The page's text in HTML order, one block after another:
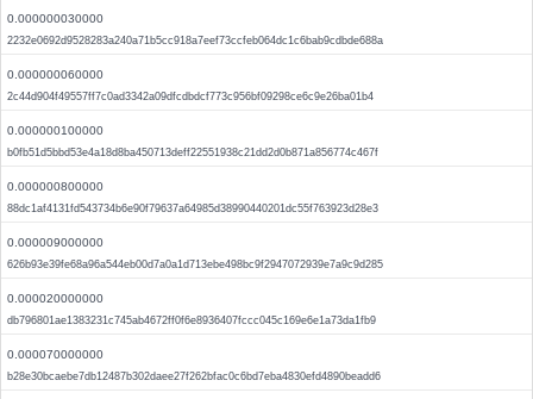
0.000000030000
2232e0692d9528283a240a71b5cc918a7eef73ccfeb064dc1c6bab9cdbde688a
0.000000060000
2c44d904f49557ff7c0ad3342a09dfcdbdcf773c956bf09298ce6c9e26ba01b4
0.000000100000
b0fb51d5bbd53e4a18d8ba450713deff22551938c21dd2d0b871a856774c467f
0.000000800000
88dc1af4131fd543734b6e90f79637a64985d38990440201dc55f763923d28e3
0.000009000000
626b93e39fe68a96a544eb00d7a0a1d713ebe498bc9f2947072939e7a9c9d285
0.000020000000
db796801ae1383231c745ab4672ff0f6e8936407fccc045c169e6e1a73da1fb9
0.000070000000
b28e30bcaebe7db12487b302daee27f262bfac0c6bd7eba4830efd4890beadd6